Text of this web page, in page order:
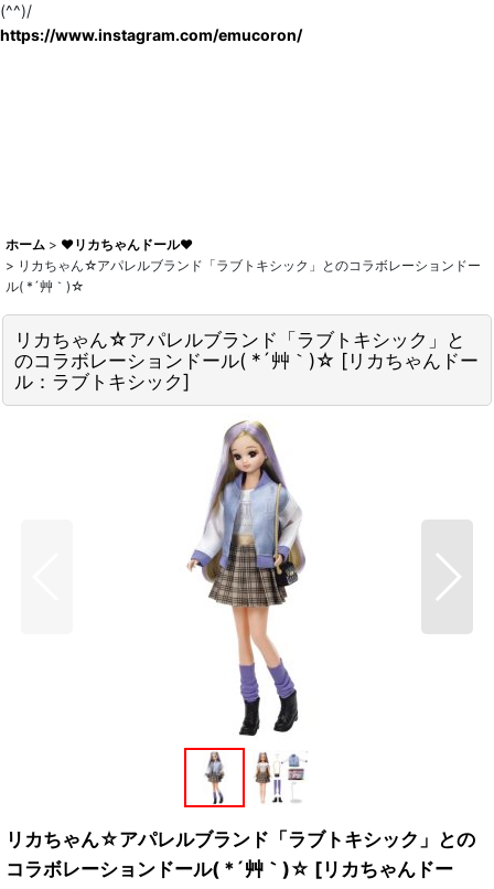
(^^)/
https://www.instagram.com/emucoron/
ホーム > ♥リカちゃんドール♥
> リカちゃん☆アパレルブランド「ラブトキシック」とのコラボレーションドー
ル( *´艸｀)☆
リカちゃん☆アパレルブランド「ラブトキシック」と
のコラボレーションドール( *´艸｀)☆ [リカちゃんドー
ル：ラブトキシック]
リカちゃん☆アパレルブランド「ラブトキシック」との
コラボレーションドール( *´艸｀)☆ [リカちゃんドー